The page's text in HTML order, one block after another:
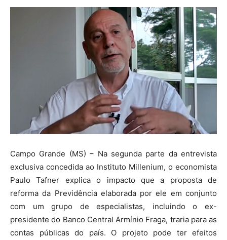
Campo Grande (MS) – Na segunda parte da entrevista
exclusiva concedida ao Instituto Millenium, o economista
Paulo Tafner explica o impacto que a proposta de
reforma da Previdência elaborada por ele em conjunto
com um grupo de especialistas, incluindo o ex-
presidente do Banco Central Armínio Fraga, traria para as
contas públicas do país. O projeto pode ter efeitos